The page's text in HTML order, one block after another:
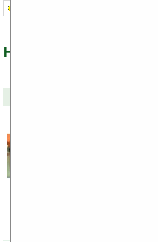
Новости из
mTouch —
мультитач-
Пока одни
и выпуском
и прочих
Technologies
выпустила